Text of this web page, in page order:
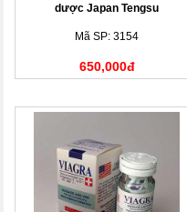
dược Japan Tengsu
Mã SP: 3154
650,000đ